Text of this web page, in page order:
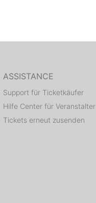
ASSISTANCE
Support für Ticketkäufer
Hilfe Center für Veranstalter
Tickets erneut zusenden